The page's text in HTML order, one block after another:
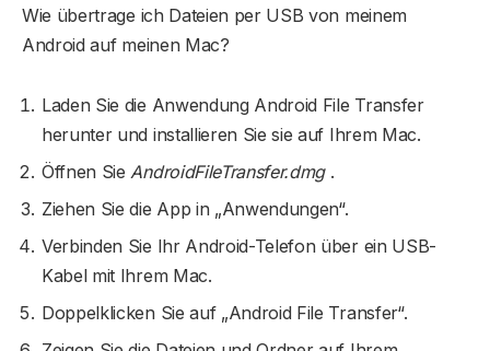
Wie übertrage ich Dateien per USB von meinem
Android auf meinen Mac?
Laden Sie die Anwendung Android File Transfer
herunter und installieren Sie sie auf Ihrem Mac.
Öffnen SieAndroidFileTransfer.dmg.
Ziehen Sie die App in „Anwendungen“.
Verbinden Sie Ihr Android-Telefon über ein USB-
Kabel mit Ihrem Mac.
Doppelklicken Sie auf „Android File Transfer“.